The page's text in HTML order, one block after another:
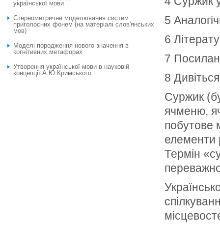
5
6
7
8
Суржик
ячменю,
побутове
елементи
Термін
української мови
Стереометричне моделювання систем
приголосних фонем (на матеріалі слов'янських
мов)
Моделі породження нового значення в
когнітивних метафорах
Утворення української мови в науковій
концепції А.Ю.Кримського